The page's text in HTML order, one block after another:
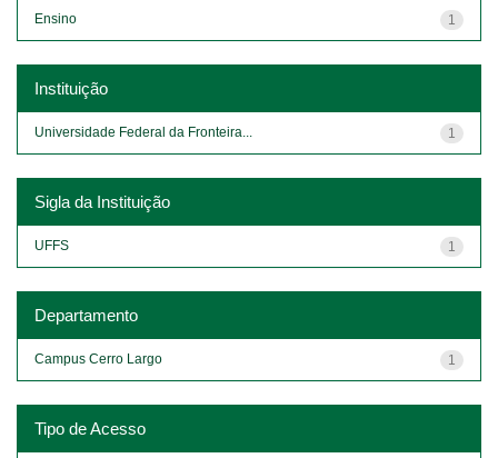
1
Ensino
Instituição
1
Universidade Federal da Fronteira...
Sigla da Instituição
1
UFFS
Departamento
1
Campus Cerro Largo
Tipo de Acesso